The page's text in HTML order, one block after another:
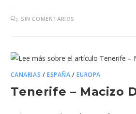
SIN COMENTARIOS
CANARIAS /ESPAÑA /EUROPA
Tenerife – Macizo